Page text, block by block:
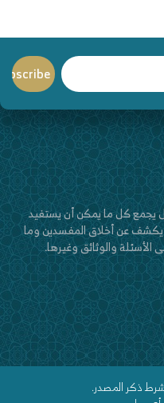
يجمع كل ما يمكن أن يستفيد
عن أخلاق المفسدين وما
الأسئلة والوثائق وغيرها.
ذكر المصدر.